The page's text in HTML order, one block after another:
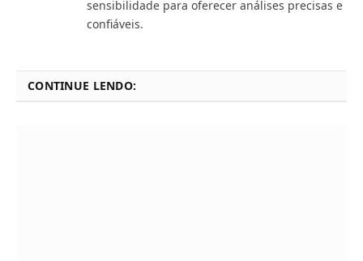
sensibilidade para oferecer análises precisas e
confiáveis.
CONTINUE LENDO: